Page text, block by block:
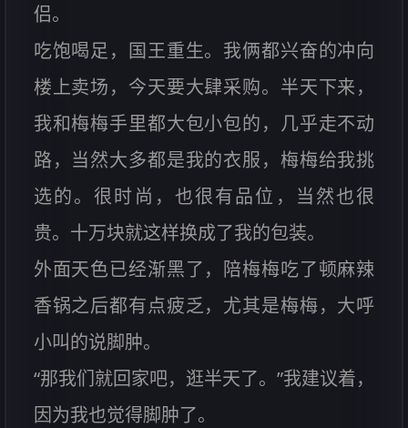
侣。
吃饱喝足，国王重生。我俩都兴奋的冲向
楼上卖场，今天要大肆采购。半天下来，
我和梅梅手里都大包小包的，几乎走不动
路，当然大多都是我的衣服，梅梅给我挑
选的。很时尚，也很有品位，当然也很
贵。十万块就这样换成了我的包装。
外面天色已经渐黑了，陪梅梅吃了顿麻辣
香锅之后都有点疲乏，尤其是梅梅，大呼
小叫的说脚肿。
“那我们就回家吧，逛半天了。”我建议着，
因为我也觉得脚肿了。